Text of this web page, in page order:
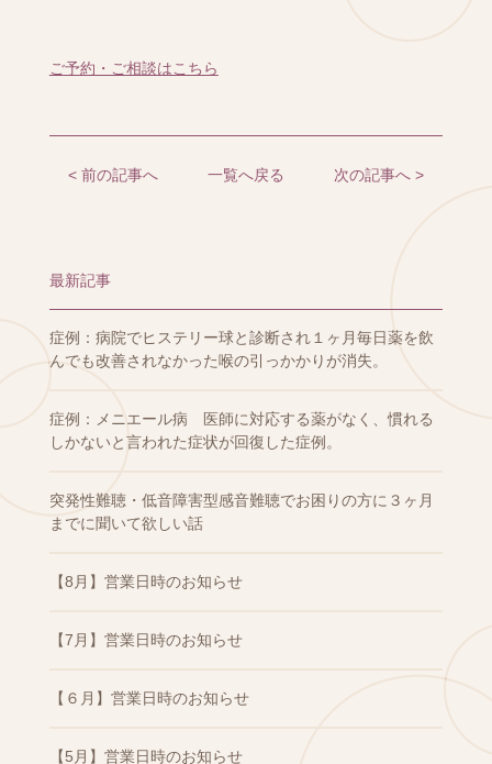
ご予約・ご相談はこちら
< 前の記事へ 一覧へ戻る 次の記事へ >
最新記事
症例：病院でヒステリー球と診断され１ヶ月毎日薬を飲
んでも改善されなかった喉の引っかかりが消失。
症例：メニエール病 医師に対応する薬がなく、慣れる
しかないと言われた症状が回復した症例。
突発性難聴・低音障害型感音難聴でお困りの方に３ヶ月
までに聞いて欲しい話
【8月】営業日時のお知らせ
【7月】営業日時のお知らせ
【６月】営業日時のお知らせ
【5月】営業日時のお知らせ